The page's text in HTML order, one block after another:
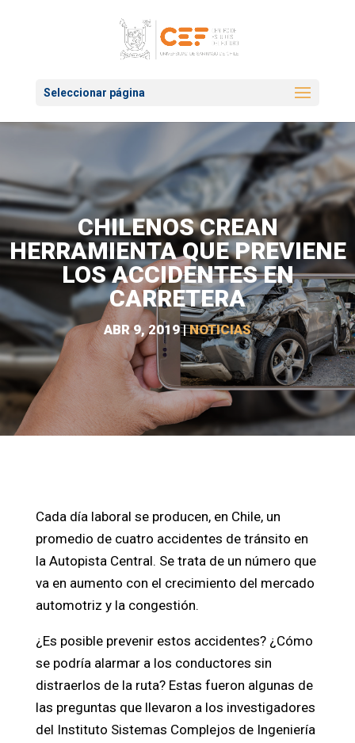
Seleccionar página
CHILENOS CREAN
HERRAMIENTA QUE PREVIENE
LOS ACCIDENTES EN
CARRETERA
ABR 9, 2019|NOTICIAS
Cada día laboral se producen, en Chile, un
promedio de cuatro accidentes de tránsito en
la Autopista Central. Se trata de un número que
va en aumento con el crecimiento del mercado
automotriz y la congestión.
¿Es posible prevenir estos accidentes? ¿Cómo
se podría alarmar a los conductores sin
distraerlos de la ruta? Estas fueron algunas de
las preguntas que llevaron a los investigadores
del Instituto Sistemas Complejos de Ingeniería